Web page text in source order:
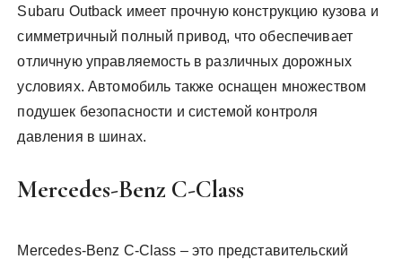
Subaru Outback имеет прочную конструкцию кузова и
симметричный полный привод, что обеспечивает
отличную управляемость в различных дорожных
условиях. Автомобиль также оснащен множеством
подушек безопасности и системой контроля
давления в шинах.
Mercedes-Benz C-Class
Mercedes-Benz C-Class – это представительский